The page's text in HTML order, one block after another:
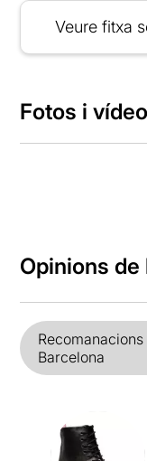
Veure fitxa
Fotos i
Opinions
Barcelona